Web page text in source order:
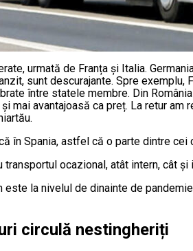
urmată de Franța și Italia.
sunt descurajante. Spre
între statele membre. Din
mai avantajoasă ca preț. La retur
în Spania, astfel că o parte dintre
ocazional, atât intern, cât și
la nivelul de dinainte de
circulă nestingheriți